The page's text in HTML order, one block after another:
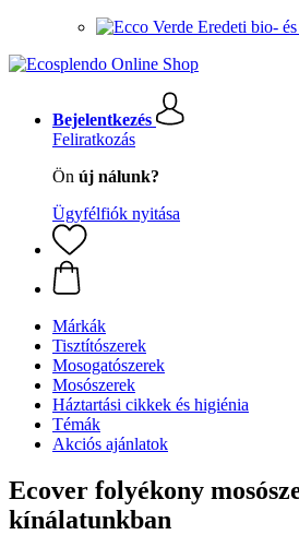
Eredeti bio-
Bejelentkezés
Feliratkozás
Ön új nálunk?
Ügyfélfiók nyitása
Márkák
Tisztítószerek
Mosogatószerek
Mosószerek
Háztartási cikkek és higiénia
Témák
Akciós ajánlatok
Ecover folyékony
kínálatunkban